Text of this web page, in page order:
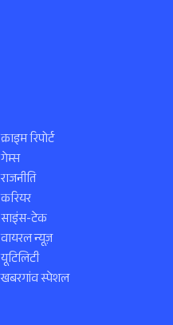
क्राइम रिपोर्ट
गेम्स
राजनीति
करियर
साइंस-टेक
वायरल न्यूज़
यूटिलिटी
खबरगांव स्पेशल